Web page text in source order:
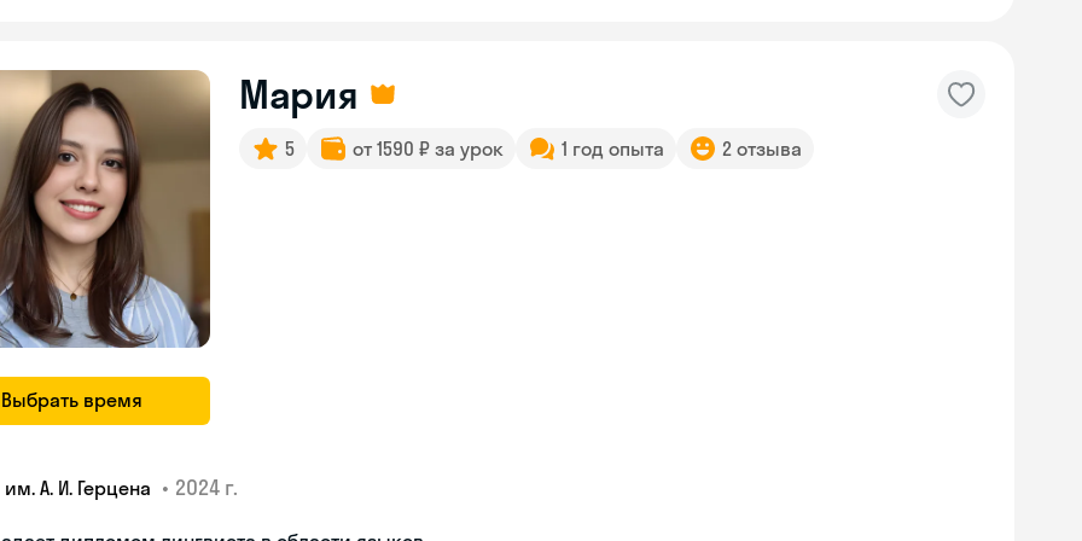
Выбрать время
Мария
5 от 1590 ₽ за урок 1 год опыта 2 отзыва
им. А. И. Герцена • 2024 г.